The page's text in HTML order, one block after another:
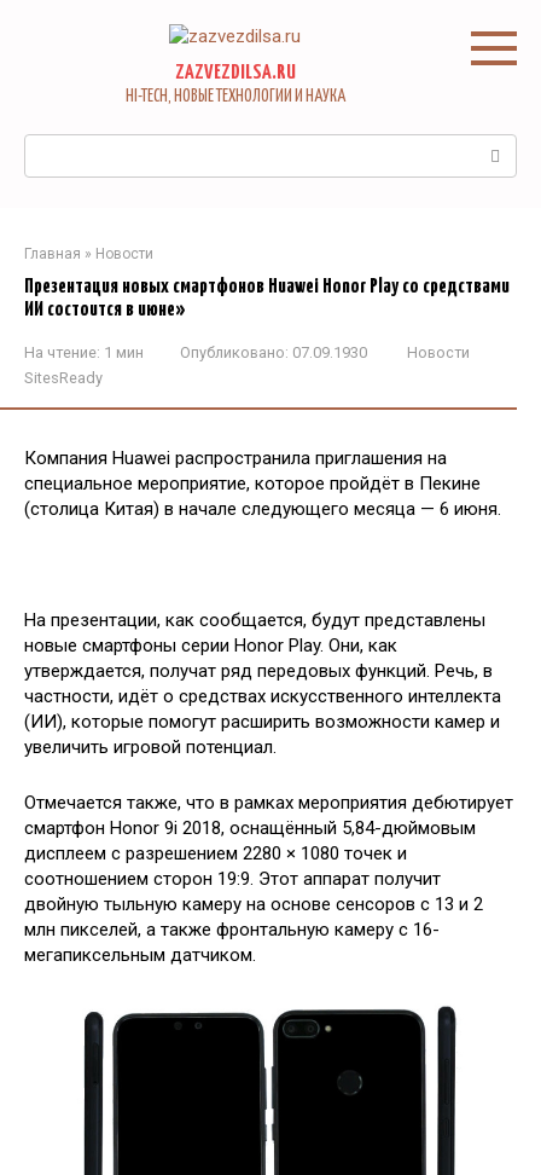
ZAZVEZDILSA.RU
HI-TECH, НОВЫЕ ТЕХНОЛОГИИ И НАУКА
Главная » Новости
Презентация новых смартфонов Huawei Honor Play со средствами
ИИ состоится в июне»
На чтение: 1 мин Опубликовано: 07.09.1930
Новости
SitesReady
Компания Huawei распространила приглашения на
специальное мероприятие, которое пройдёт в Пекине
(столица Китая) в начале следующего месяца — 6 июня.
На презентации, как сообщается, будут представлены
новые смартфоны серии Honor Play. Они, как
утверждается, получат ряд передовых функций. Речь, в
частности, идёт о средствах искусственного интеллекта
(ИИ), которые помогут расширить возможности камер и
увеличить игровой потенциал.
Отмечается также, что в рамках мероприятия дебютирует
смартфон Honor 9i 2018, оснащённый 5,84-дюймовым
дисплеем с разрешением 2280 × 1080 точек и
соотношением сторон 19:9. Этот аппарат получит
двойную тыльную камеру на основе сенсоров с 13 и 2
млн пикселей, а также фронтальную камеру с 16-
мегапиксельным датчиком.